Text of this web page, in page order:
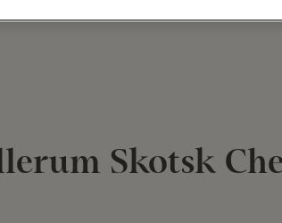
och dill
Skotsk